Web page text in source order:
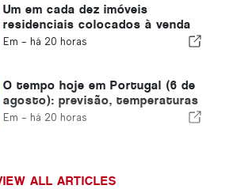
Um em cada dez imóveis
residenciais colocados à venda
em Portugal é vendido em
Em - há 20 horas
O tempo hoje em Portugal (6 de
agosto): previsão, temperaturas
e o que esperar
Em - há 20 horas
ALL ARTICLES